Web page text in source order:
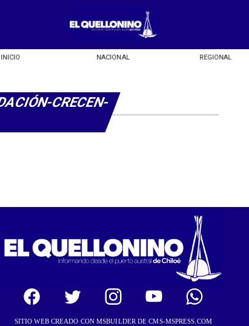
INICIO NACIONAL REGIONAL
CRECEN-
SITIO WEB CREADO CON MSBUILDER DE CMS-MSPRESS.COM